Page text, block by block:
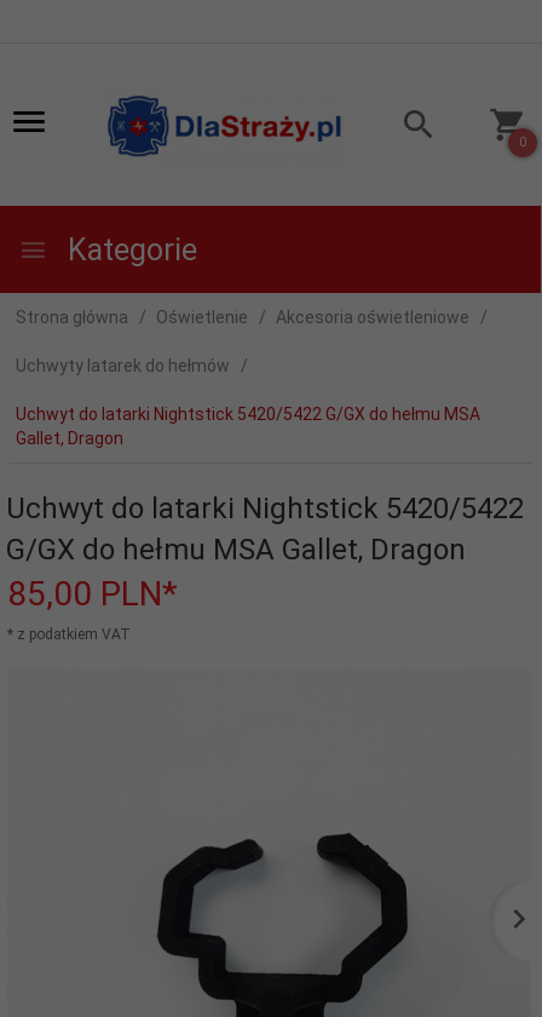
0
Kategorie
Strona główna Oświetlenie Akcesoria oświetleniowe
Uchwyty latarek do hełmów
Uchwyt do latarki Nightstick 5420/5422 G/GX do hełmu MSA
Gallet, Dragon
Uchwyt do latarki Nightstick 5420/5422
G/GX do hełmu MSA Gallet, Dragon
85,00 PLN*
* z podatkiem VAT